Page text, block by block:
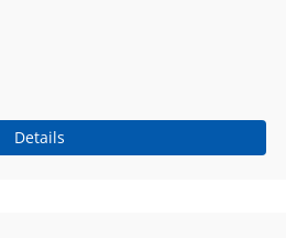
Details